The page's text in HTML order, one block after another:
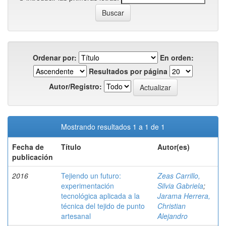
Ordenar por:
En orden:
Resultados por página
Autor/Registro:
Mostrando resultados 1 a 1 de 1
Fecha de
publicación
Título Autor(es)
2016
Tejiendo un futuro:
experimentación
tecnológica aplicada a la
técnica del tejido de punto
artesanal
Zeas Carrillo,
Silvia Gabriela;
Jarama Herrera,
Christian
Alejandro